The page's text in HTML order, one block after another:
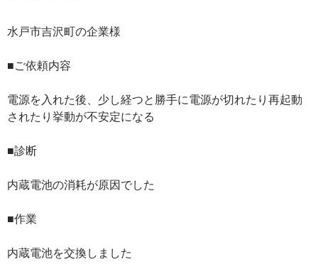
水戸市吉沢町の企業様
■ご依頼内容
電源を入れた後、少し経つと勝手に電源が切れたり再起動
されたり挙動が不安定になる
■診断
内蔵電池の消耗が原因でした
■作業
内蔵電池を交換しました